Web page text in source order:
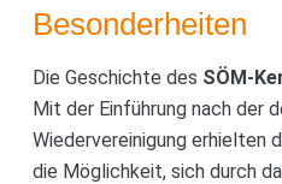
Besonderheiten
Die Geschichte des SÖM-
Mit der Einführung nach der
Wiedervereinigung erhielten
die Möglichkeit, sich durch